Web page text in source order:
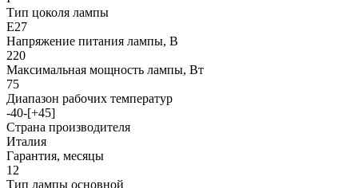
Тип цоколя лампы
E27
Напряжение питания лампы, В
220
Максимальная мощность лампы, Вт
75
Диапазон рабочих температур
-40-[+45]
Страна производителя
Италия
Гарантия, месяцы
12
Тип лампы основной